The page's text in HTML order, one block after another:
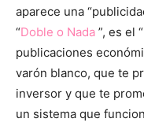
aparece una
“Doble o Nada ”, es el
publicaciones
varón blanco, que te
inversor y que te
un sistema que